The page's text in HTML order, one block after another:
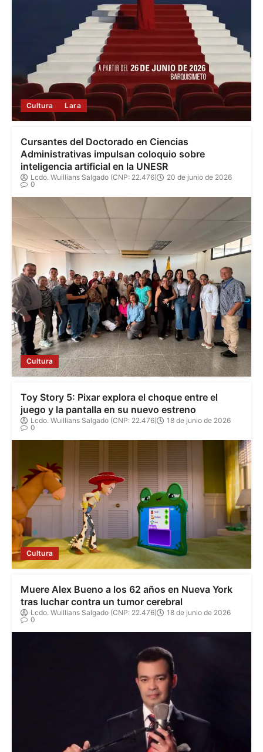
Cultura Lara
Cultura
Cursantes del Doctorado en Ciencias
Administrativas impulsan coloquio sobre
inteligencia artificial en la UNESR
Lcdo. Wuillians Salgado (CNP: 22.476)
20 de junio de 2026
0
Cultura
Toy Story 5: Pixar explora el choque entre el
juego y la pantalla en su nuevo estreno
Lcdo. Wuillians Salgado (CNP: 22.476)
18 de junio de 2026
0
Muere Alex Bueno a los 62 años en Nueva York
tras luchar contra un tumor cerebral
Lcdo. Wuillians Salgado (CNP: 22.476)
18 de junio de 2026
0